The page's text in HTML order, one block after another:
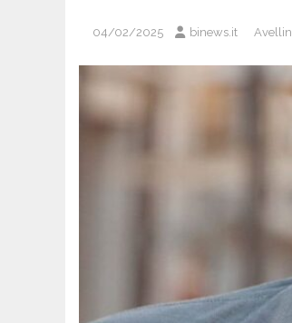
04/02/2025 binews.it